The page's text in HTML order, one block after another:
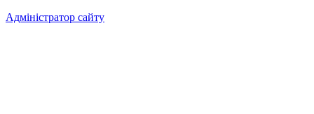
Адміністратор сайту